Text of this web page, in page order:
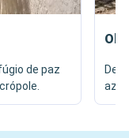
de paz